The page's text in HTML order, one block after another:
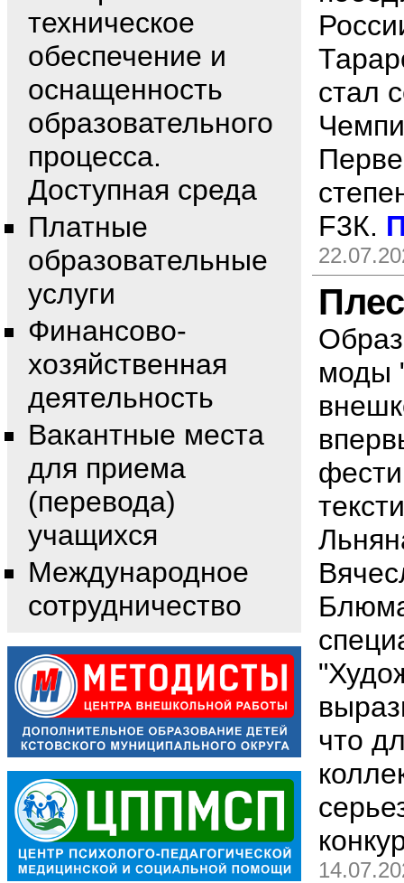
техническое
обеспечение и
оснащенность
образовательного
процесса.
Доступная среда
Платные
образовательные
услуги
Финансово-
хозяйственная
деятельность
Вакантные места
для приема
(перевода)
учащихся
Международное
сотрудничество
стал
F3К.
моды
что